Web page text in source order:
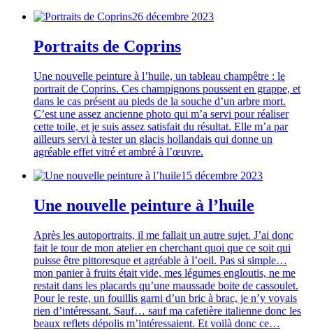
26 décembre 2023
Portraits de Coprins
Une nouvelle peinture à l’huile, un tableau champêtre : le
portrait de Coprins. Ces champignons poussent en grappe, et
dans le cas présent au pieds de la souche d’un arbre mort.
C’est une assez ancienne photo qui m’a servi pour réaliser
cette toile, et je suis assez satisfait du résultat. Elle m’a par
ailleurs servi à tester un glacis hollandais qui donne un
agréable effet vitré et ambré à l’œuvre.
15 décembre 2023
Une nouvelle peinture à l’huile
Après les autoportraits, il me fallait un autre sujet. J’ai donc
fait le tour de mon atelier en cherchant quoi que ce soit qui
puisse être pittoresque et agréable à l’oeil. Pas si simple…
mon panier à fruits était vide, mes légumes engloutis, ne me
restait dans les placards qu’une maussade boite de cassoulet.
Pour le reste, un fouillis garni d’un bric à brac, je n’y voyais
rien d’intéressant. Sauf… sauf ma cafetière italienne donc les
beaux reflets dépolis m’intéressaient. Et voilà donc ce…